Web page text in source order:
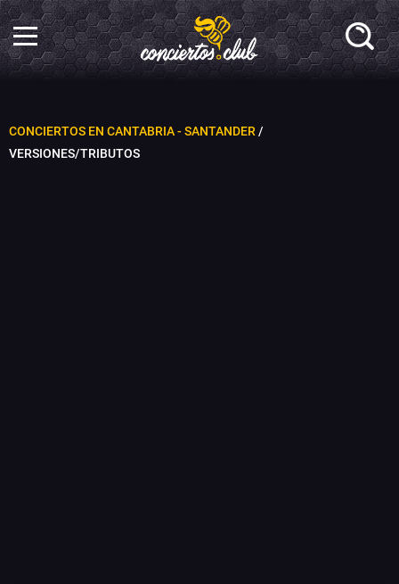
CONCIERTOS EN CANTABRIA - SANTANDER/
VERSIONES/TRIBUTOS